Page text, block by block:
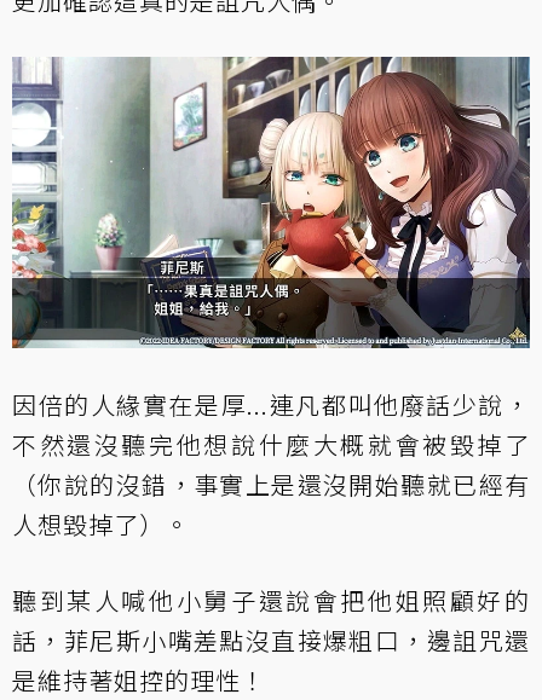
因倍的人緣實在是厚...連凡都叫他廢話少說，
不然還沒聽完他想說什麼大概就會被毀掉了
（你說的沒錯，事實上是還沒開始聽就已經有
人想毀掉了）。
聽到某人喊他小舅子還說會把他姐照顧好的
話，菲尼斯小嘴差點沒直接爆粗口，邊詛咒還
是維持著姐控的理性！